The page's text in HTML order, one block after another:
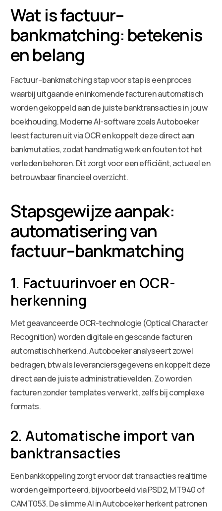
Wat is factuur–
bankmatching: betekenis
en belang
Factuur–bankmatching stap voor stap is een proces
waarbij uitgaande en inkomende facturen automatisch
worden gekoppeld aan de juiste banktransacties in jouw
boekhouding. Moderne AI-software zoals Autoboeker
leest facturen uit via OCR en koppelt deze direct aan
bankmutaties, zodat handmatig werk en fouten tot het
verleden behoren. Dit zorgt voor een efficiënt, actueel en
betrouwbaar financieel overzicht.
Stapsgewijze aanpak:
automatisering van
factuur–bankmatching
1. Factuurinvoer en OCR-
herkenning
Met geavanceerde OCR-technologie (Optical Character
Recognition) worden digitale en gescande facturen
automatisch herkend. Autoboeker analyseert zowel
bedragen, btw als leveranciersgegevens en koppelt deze
direct aan de juiste administratievelden. Zo worden
facturen zonder templates verwerkt, zelfs bij complexe
formats.
2. Automatische import van
banktransacties
Een bankkoppeling zorgt ervoor dat transacties realtime
worden geïmporteerd, bijvoorbeeld via PSD2, MT940 of
CAMT053. De slimme AI in Autoboeker herkent patronen